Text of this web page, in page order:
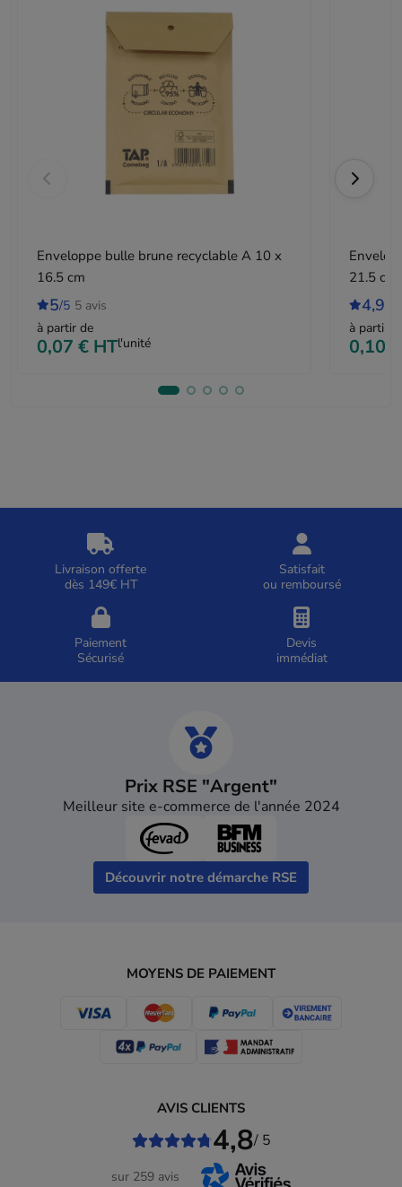
Enveloppe bulle brune recyclable A 10 x
16.5 cm
5/5 5 avis
à partir de
0,07 € HTl'unité
21.5 cm
4,9
à partir
0,10 €
Livraison offerte
dès 149€ HT
Satisfait
ou remboursé
Paiement
Sécurisé
Devis
immédiat
Prix RSE "Argent"
Meilleur site e-commerce de l'année 2024
Découvrir notre démarche RSE
MOYENS DE PAIEMENT
AVIS CLIENTS
4,8/ 5
sur 259 avis